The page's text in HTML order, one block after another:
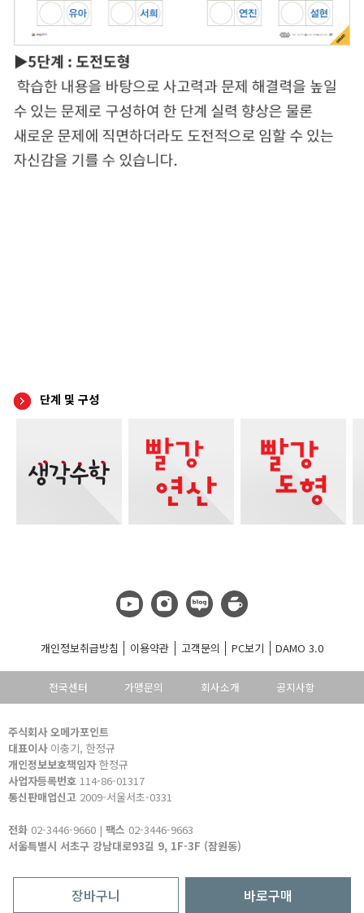
장바구니 바로구매
단계 및 구성
개인정보취급방침 이용약관 고객문의 PC보기 DAMO 3.0
전국센터 가맹문의 회사소개 공지사항
주식회사 오메가포인트
대표이사이충기, 한정규
개인정보보호책임자한정규
사업자등록번호 114-86-01317
통신판매업신고 2009-서울서초-0331
전화 02-3446-9660 | 팩스 02-3446-9663
서울특별시 서초구 강남대로93길 9, 1F-3F (잠원동)
ⓒ 2000 OMEGA POINT INC. ALL RIGHTS RESERVED.